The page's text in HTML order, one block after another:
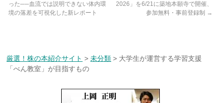
った──血流では説明できない体内環
境の落差を可視化した新レポート
2026」を6/21に築地本願寺で開催、
参加無料・事前登録制 →
厳選！株の本紹介サイト >未分類 > 大学生が運営する学習支援
「べん教室」が目指すもの